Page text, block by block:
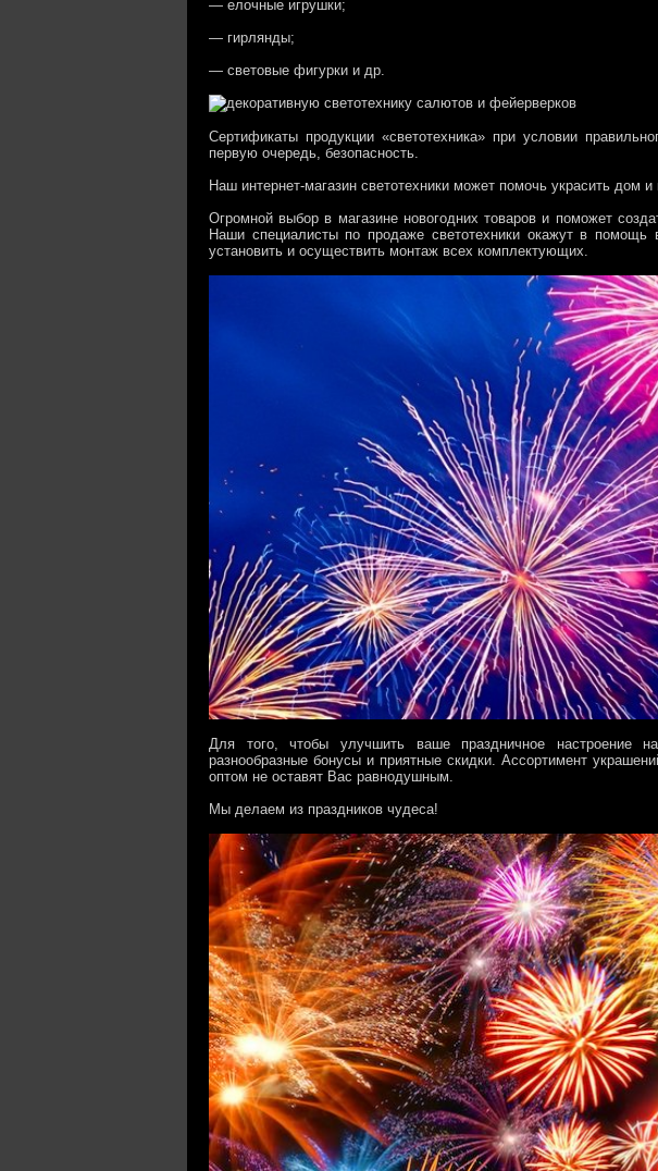
— елочные игрушки;
— гирлянды;
— световые фигурки и др.
Сертификаты продукции «светотехника» при условии
первую очередь, безопасность.
Наш интернет-магазин светотехники может помочь украсить дом
Огромной выбор в магазине новогодних товаров и поможет
Наши специалисты по продаже светотехники окажут в помощь
установить и осуществить монтаж всех комплектующих.
Для того, чтобы улучшить ваше праздничное настроение
разнообразные бонусы и приятные скидки. Ассортимент
оптом не оставят Вас равнодушным.
Мы делаем из праздников чудеса!